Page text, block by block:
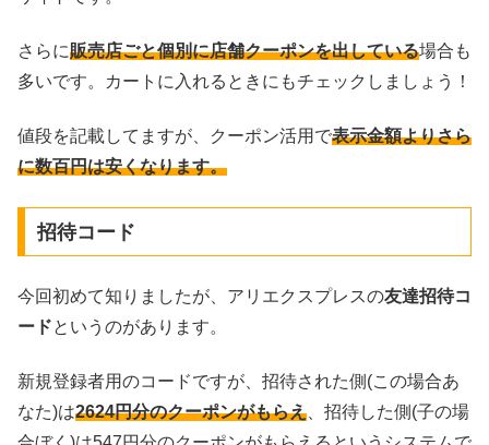
さらに販売店ごと個別に店舗クーポンを出している場合も
多いです。カートに入れるときにもチェックしましょう！
値段を記載してますが、クーポン活用で表示金額よりさら
に数百円は安くなります。
招待コード
今回初めて知りましたが、アリエクスプレスの友達招待コ
ードというのがあります。
新規登録者用のコードですが、招待された側(この場合あ
なた)は2624円分のクーポンがもらえ、招待した側(子の場